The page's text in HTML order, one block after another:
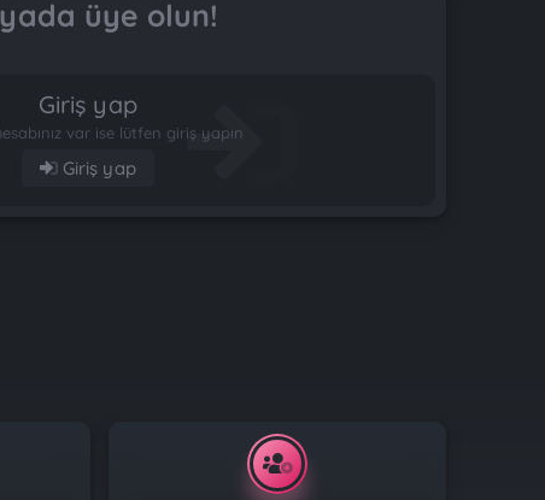
üye olun!
Giriş yap
var ise lütfen giriş yapın
Giriş yap